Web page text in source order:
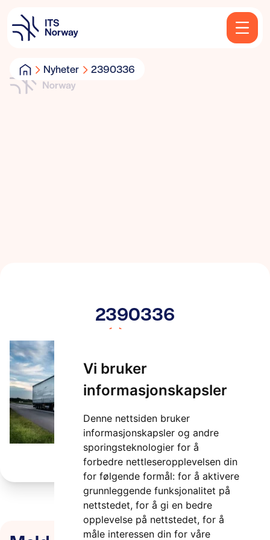
Vi bruker
informasjonskapsler
Denne nettsiden bruker
informasjonskapsler og andre
sporingsteknologier for å
forbedre nettleseropplevelsen din
for følgende formål: for å aktivere
grunnleggende funksjonalitet på
nettstedet, for å gi en bedre
opplevelse på nettstedet, for å
måle interessen din for våre
Nyheter 2390336
2390336